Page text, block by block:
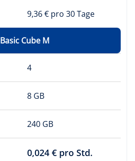
9,36 € pro 30 Tage
Basic Cube M
4
8 GB
240 GB
0,024 € pro Std.